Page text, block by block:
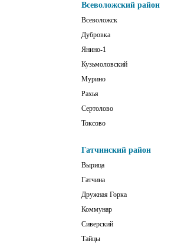
Всеволожский район
Всеволожск
Дубровка
Янино-1
Кузьмоловский
Мурино
Рахья
Сертолово
Токсово
Гатчинский район
Вырица
Гатчина
Дружная Горка
Коммунар
Сиверский
Тайцы